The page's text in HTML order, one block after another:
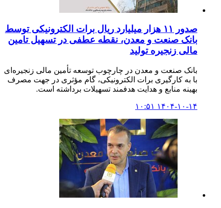
صدور ۱۱ هزار میلیارد ریال برات الکترونیکی توسط
بانک صنعت و معدن، نقطه عطفی در تسهیل تامین
مالی زنجیره تولید
بانک صنعت و معدن در چارچوب توسعه تأمین مالی زنجیره‌ای
با به ‌کارگیری برات الکترونیکی، گام مؤثری در جهت مصرف
بهینه منابع و هدایت هدفمند تسهیلات برداشته است.
۱۴۰۴-۱۰-۱۴ ۱۰:۵۱